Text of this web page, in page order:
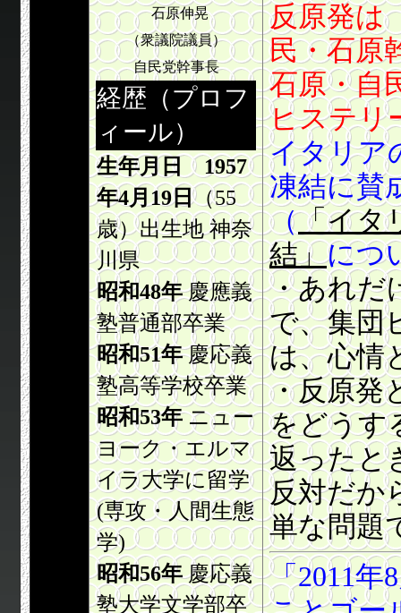
石原伸晃
（衆議院議員）
自民党幹事長
経歴（プロフ
ィール）
生年月日 1957
年4月19日（55
歳）出生地 神奈
川県
昭和48年慶應義
塾普通部卒業
昭和51年慶応義
塾高等学校卒業
昭和53年ニュー
ヨーク・エルマ
イラ大学に留学
(専攻・人間生態
学)
昭和56年慶応義
塾大学文学部卒
反原発は
民・石原
石原・自
ヒステリ
イタリア
凍結に賛
（「イタ
結」につ
・あれだ
で、集団
は、心情
・反原発
をどうす
返ったと
反対だか
単な問題
「2011年